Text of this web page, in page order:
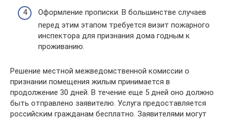
Оформление прописки. В большинстве случаев
перед этим этапом требуется визит пожарного
инспектора для признания дома годным к
проживанию.
Решение местной межведомственной комиссии о
признании помещения жилым принимается в
продолжение 30 дней. В течение еще 5 дней оно должно
быть отправлено заявителю. Услуга предоставляется
российским гражданам бесплатно. Заявителями могут